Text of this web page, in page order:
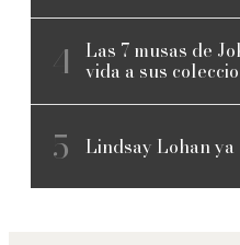
Las 7 musas de
vida a sus
Lindsay Lohan ya